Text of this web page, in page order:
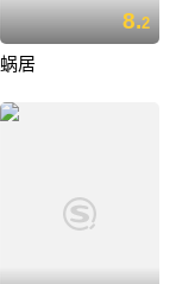
8.2
蜗居